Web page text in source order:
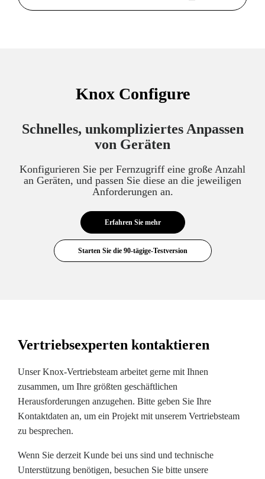
Knox Configure
Schnelles, unkompliziertes Anpassen
von Geräten
Konfigurieren Sie per Fernzugriff eine große Anzahl
an Geräten, und passen Sie diese an die jeweiligen
Anforderungen an.
Erfahren Sie mehr
Vertriebsexperten kontaktieren
Unser Knox-Vertriebsteam arbeitet gerne mit Ihnen
zusammen, um Ihre größten geschäftlichen
Herausforderungen anzugehen. Bitte geben Sie Ihre
Kontaktdaten an, um ein Projekt mit unserem Vertriebsteam
zu besprechen.
Wenn Sie derzeit Kunde bei uns sind und technische
Unterstützung benötigen, besuchen Sie bitte unsere